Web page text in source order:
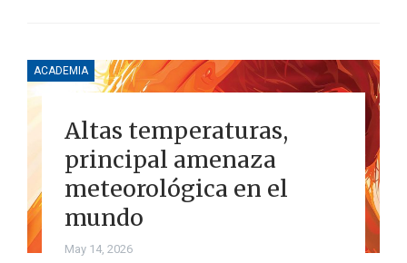
ACADEMIA
Altas temperaturas,
principal amenaza
meteorológica en el
mundo
May 14, 2026